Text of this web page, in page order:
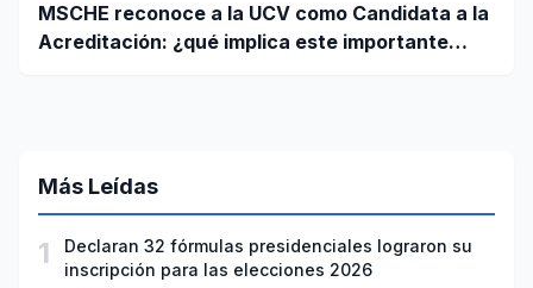
MSCHE reconoce a la UCV como Candidata a la
Acreditación: ¿qué implica este importante
Más Leídas
1
Declaran 32 fórmulas presidenciales lograron su
inscripción para las elecciones 2026